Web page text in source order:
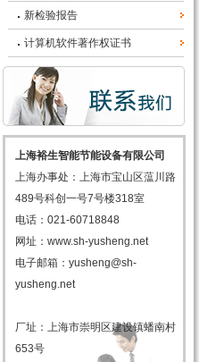
新检验报告
计算机软件著作权证书
上海裕生智能节能设备有限公司
上海办事处：上海市宝山区蕰川路
489号科创一号7号楼318室
电话：021-60718848
网址： www.sh-yusheng.net
电子邮箱：yusheng@sh-
yusheng.net
厂址：上海市崇明区建设镇蟠南村
653号